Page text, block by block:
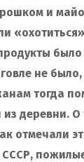
и
«охотиться»
было
не
тогда
из деревни. О
отмечали